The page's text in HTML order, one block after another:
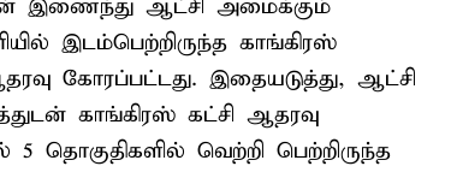
இணைந்து ஆட்சி அமைக்கும்
இடம்பெற்றிருந்த காங்கிரஸ்
கோரப்பட்டது. இதையடுத்து, ஆட்சி
காங்கிரஸ் கட்சி ஆதரவு
5 தொகுதிகளில் வெற்றி பெற்றிருந்த